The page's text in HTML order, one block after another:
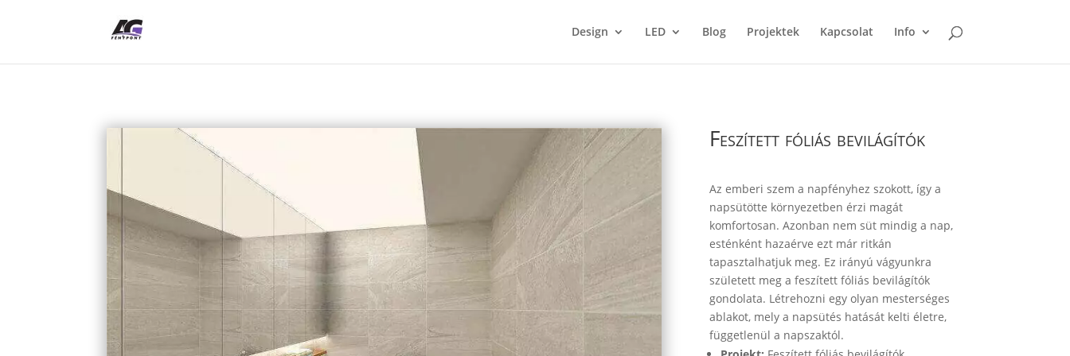
Design LED Blog Projektek Kapcsolat Info
Feszített fóliás bevilágítók
Az emberi szem a napfényhez szokott, így a
napsütötte környezetben érzi magát
komfortosan. Azonban nem süt mindig a nap,
esténként hazaérve ezt már ritkán
tapasztalhatjuk meg. Ez irányú vágyunkra
született meg a feszített fóliás bevilágítók
gondolata. Létrehozni egy olyan mesterséges
ablakot, mely a napsütés hatását kelti életre,
függetlenül a napszaktól.